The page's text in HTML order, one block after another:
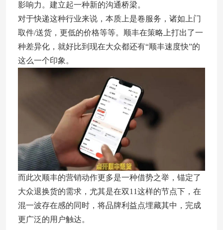
影响力。建立起一种新的沟通桥梁。
对于快递这种行业来说，本质上是卷服务，诸如上门
取件/送货，更低的价格等等。顺丰在策略上打出了一
种差异化，就好比到现在大众都还有“顺丰速度快”的
这么一个印象。
而此次顺丰的营销动作更多是一种借势之举，锚定了
大众退换货的需求，尤其是在双11这样的节点下，在
混一波存在感的同时，将品牌利益点埋藏其中，完成
更广泛的用户触达。